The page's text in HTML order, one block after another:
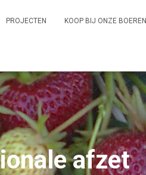
PROJECTEN KOOP BIJ ONZE BOEREN
afzet